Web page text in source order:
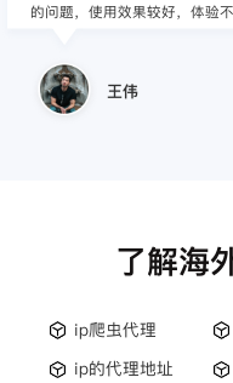
的问题，使用效果较好，体验
王伟
了解海
ip爬虫代理
ip的代理地址